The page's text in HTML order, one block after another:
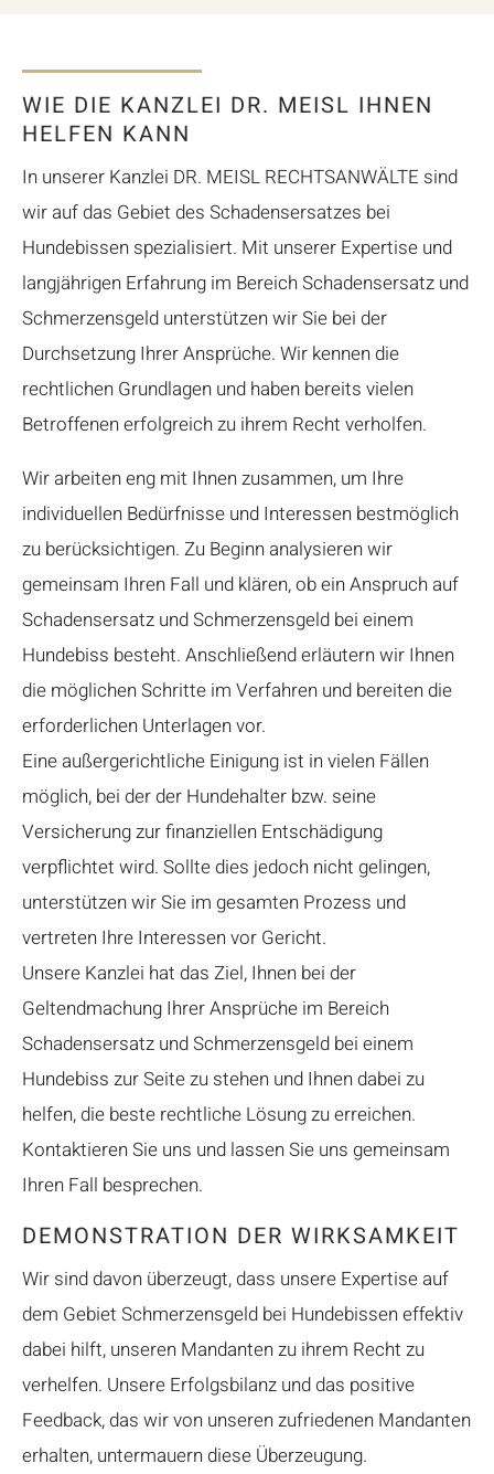
WIE DIE KANZLEI DR. MEISL IHNEN
HELFEN KANN
In unserer Kanzlei DR. MEISL RECHTSANWÄLTE sind
wir auf das Gebiet des Schadensersatzes bei
Hundebissen spezialisiert. Mit unserer Expertise und
langjährigen Erfahrung im Bereich Schadensersatz und
Schmerzensgeld unterstützen wir Sie bei der
Durchsetzung Ihrer Ansprüche. Wir kennen die
rechtlichen Grundlagen und haben bereits vielen
Betroffenen erfolgreich zu ihrem Recht verholfen.
Wir arbeiten eng mit Ihnen zusammen, um Ihre
individuellen Bedürfnisse und Interessen bestmöglich
zu berücksichtigen. Zu Beginn analysieren wir
gemeinsam Ihren Fall und klären, ob ein Anspruch auf
Schadensersatz und Schmerzensgeld bei einem
Hundebiss besteht. Anschließend erläutern wir Ihnen
die möglichen Schritte im Verfahren und bereiten die
erforderlichen Unterlagen vor.
Eine außergerichtliche Einigung ist in vielen Fällen
möglich, bei der der Hundehalter bzw. seine
Versicherung zur finanziellen Entschädigung
verpflichtet wird. Sollte dies jedoch nicht gelingen,
unterstützen wir Sie im gesamten Prozess und
vertreten Ihre Interessen vor Gericht.
Unsere Kanzlei hat das Ziel, Ihnen bei der
Geltendmachung Ihrer Ansprüche im Bereich
Schadensersatz und Schmerzensgeld bei einem
Hundebiss zur Seite zu stehen und Ihnen dabei zu
helfen, die beste rechtliche Lösung zu erreichen.
Kontaktieren Sie uns und lassen Sie uns gemeinsam
Ihren Fall besprechen.
DEMONSTRATION DER WIRKSAMKEIT
Wir sind davon überzeugt, dass unsere Expertise auf
dem Gebiet Schmerzensgeld bei Hundebissen effektiv
dabei hilft, unseren Mandanten zu ihrem Recht zu
verhelfen. Unsere Erfolgsbilanz und das positive
Feedback, das wir von unseren zufriedenen Mandanten
erhalten, untermauern diese Überzeugung.